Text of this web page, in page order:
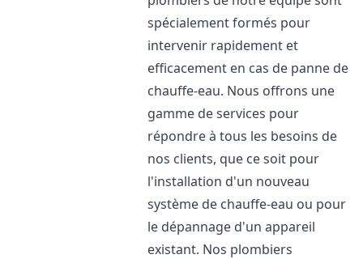
spécialement formés pour
intervenir rapidement et
efficacement en cas de panne de
chauffe-eau. Nous offrons une
gamme de services pour
répondre à tous les besoins de
nos clients, que ce soit pour
l'installation d'un nouveau
système de chauffe-eau ou pour
le dépannage d'un appareil
existant. Nos plombiers